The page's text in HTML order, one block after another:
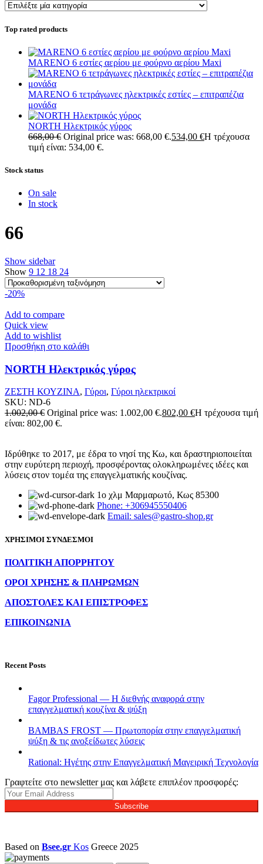
Top rated products
MARENO 6 εστίες αερίου με φούρνο αερίου Maxi
MARENO 6 τετράγωνες ηλεκτρικές εστίες – επιτραπέζια
μονάδα
NORTH Ηλεκτρικός γύρος
668,00€ Original price was: 668,00 €.534,00 €Η τρέχουσα
τιμή είναι: 534,00 €.
Stock status
On sale
In stock
66
Show sidebar
Show 9 12 18 24
-20%
Add to compare
Quick view
Add to wishlist
Προσθήκη στο καλάθι
NORTH Ηλεκτρικός γύρος
ΖΕΣΤΗ ΚΟΥΖΙΝΑ, Γύροι, Γύροι ηλεκτρικοί
SKU: ND-6
1.002,00€ Original price was: 1.002,00 €.802,00 €Η τρέχουσα τιμή
είναι: 802,00 €.
Ιδρύθηκε το 2017, με έδρα το νησί της Κω, και δραστηριοποιείται
στην ευρύτερη περιοχή, προσφέροντας ολοκληρωμένες ιδέες και
λύσεις στον τομέα της επαγγελματικής κουζίνας.
1ο χλμ Μαρμαρωτό, Κως 85300
Phone: +306945550406
Email: sales@gastro-shop.gr
ΧΡΗΣΙΜΟΙ ΣΥΝΔΕΣΜΟΙ
ΠΟΛΙΤΙΚΗ ΑΠΟΡΡΗΤΟΥ
ΟΡΟΙ ΧΡΗΣΗΣ & ΠΛΗΡΩΜΩΝ
ΑΠΟΣΤΟΛΕΣ ΚΑΙ ΕΠΙΣΤΡΟΦΕΣ
ΕΠΙΚΟΙΝΩΝΙΑ
Recent Posts
Fagor Professional — Η διεθνής αναφορά στην
επαγγελματική κουζίνα & ψύξη
BAMBAS FROST — Πρωτοπορία στην επαγγελματική
ψύξη & τις ανοξείδωτες λύσεις
Rational: Ηγέτης στην Επαγγελματική Μαγειρική Τεχνολογία
Γραφτείτε στο newsletter μας και λάβετε επιπλέον προσφορές:
Subscribe
Based on Bsee.gr Kos Greece 2025